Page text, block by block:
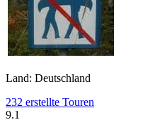
Land: Deutschland
232 erstellte Touren
9.1